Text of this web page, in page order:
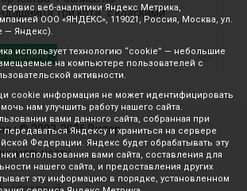
кота" с красками
корзину
© 2003-2026 Вилор
сервис веб-аналитики Яндекс Метрика,
ООО «ЯНДЕКС», 119021, Россия, Москва, ул.
— Яндекс).
использует технологию “cookie” — небольшие
на компьютере пользователей с
активности.
cookie информация не может идентифицировать
нам улучшить работу нашего сайта.
вами данного сайта, собранная при
Яндексу и храниться на сервере
Федерации. Яндекс будет обрабатывать эту
использования вами сайта, составления для
нашего сайта, и предоставления других
эту информацию в порядке, установленном